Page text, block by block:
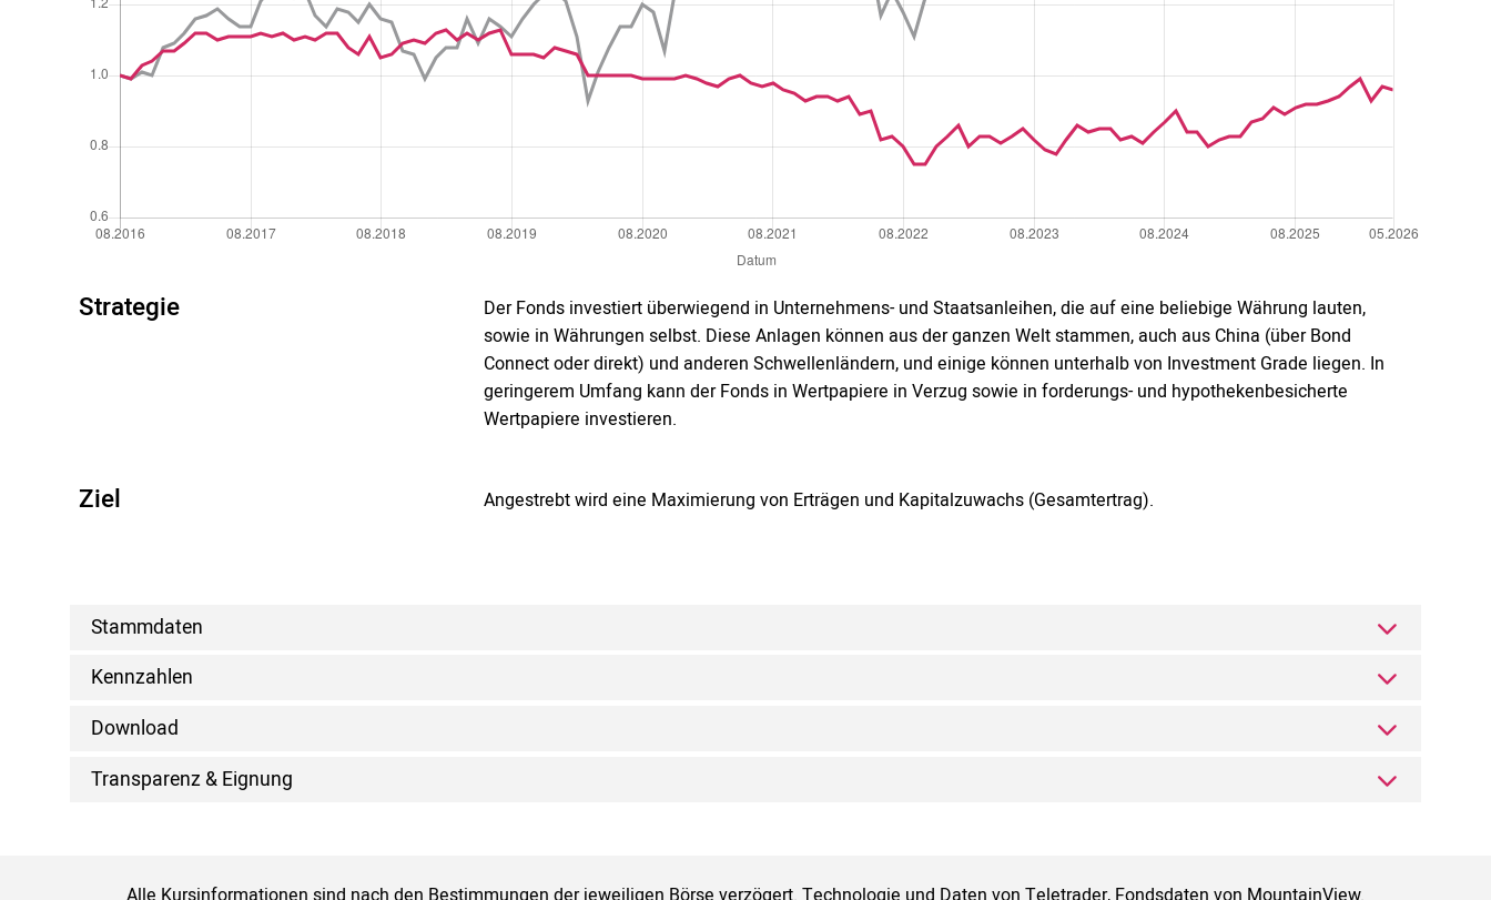
Strategie
Der Fonds investiert überwiegend in Unternehmens- und Staatsanleihen, die auf eine beliebige Währung lauten,
sowie in Währungen selbst. Diese Anlagen können aus der ganzen Welt stammen, auch aus China (über Bond
Connect oder direkt) und anderen Schwellenländern, und einige können unterhalb von Investment Grade liegen. In
geringerem Umfang kann der Fonds in Wertpapiere in Verzug sowie in forderungs- und hypothekenbesicherte
Wertpapiere investieren.
Ziel Angestrebt wird eine Maximierung von Erträgen und Kapitalzuwachs (Gesamtertrag).
Stammdaten
Kennzahlen
Download
Transparenz & Eignung